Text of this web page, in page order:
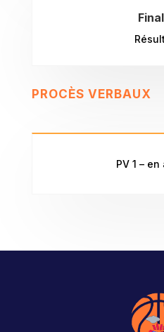
PROCÈS VERBAUX
PV 1 –